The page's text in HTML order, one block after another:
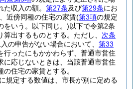
収入の額。 第27条及び第29条にお
近傍同種の住宅の家賃(第3項の規定
をいう。以下同じ。)以下で令第2条
出するものとする。 ただし、 次条
の申告がない場合において、 第33
行ったにもかかわらず、普通市営住
に応じないときは、当該普通市営住
住宅の家賃とする。
規定する数値は、市長が別に定める